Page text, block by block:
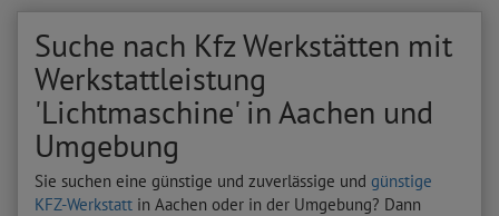
Suche nach Kfz Werkstätten mit
Werkstattleistung
'Lichtmaschine' in Aachen und
Umgebung
Sie suchen eine günstige und zuverlässige und günstige
KFZ-Werkstatt in Aachen oder in der Umgebung? Dann